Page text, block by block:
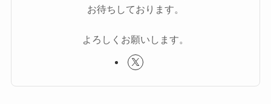
お待ちしております。
よろしくお願いします。